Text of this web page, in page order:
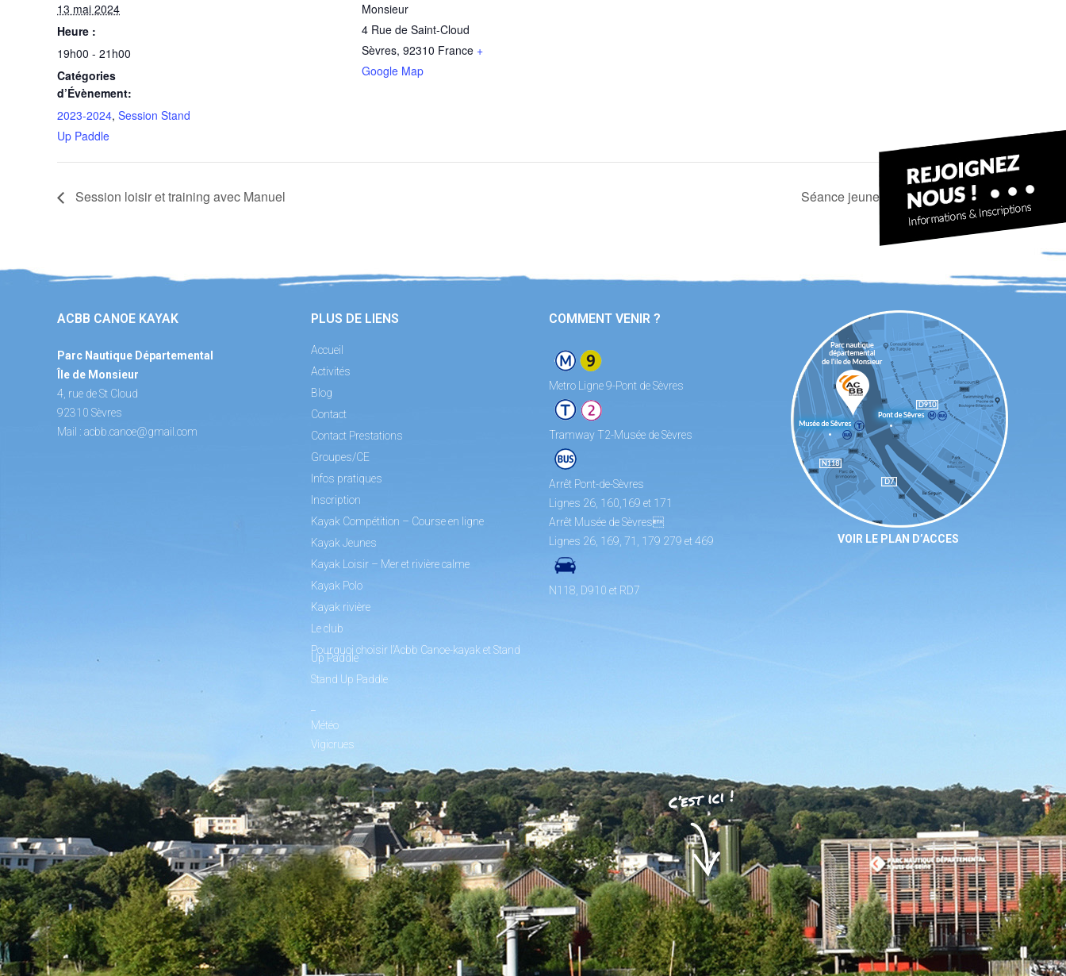
13 mai 2024
Heure :
19h00 - 21h00
Catégories
d’Évènement:
2023-2024, Session Stand
Up Paddle
Monsieur
4 Rue de Saint-Cloud
Sèvres, 92310 France +
Google Map
Session loisir et training avec Manuel Séance jeunes (challenge espoir)
ACBB CANOE KAYAK
Parc Nautique Départemental
Île de Monsieur
4, rue de St Cloud
92310 Sèvres
Mail : acbb.canoe@gmail.com
PLUS DE LIENS
Accueil
Activités
Blog
Contact
Contact Prestations
Groupes/CE
Infos pratiques
Inscription
Kayak Compétition – Course en ligne
Kayak Jeunes
Kayak Loisir – Mer et rivière calme
Kayak Polo
Kayak rivière
Le club
Pourquoi choisir l’Acbb Canoe-kayak et Stand
Up Paddle
Stand Up Paddle
Météo
Vigicrues
COMMENT VENIR ?
Metro Ligne 9-Pont de Sèvres
Tramway T2-Musée de Sèvres
Arrêt Pont-de-Sèvres
Lignes 26, 160,169 et 171
Arrêt Musée de Sèvres
Lignes 26, 169, 71, 179 279 et 469
N118, D910 et RD7
VOIR LE PLAN D’ACCES